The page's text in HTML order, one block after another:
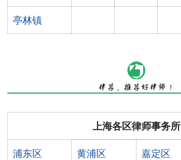
亭林镇
上海各区律师事务所
浦东区 黄浦区 嘉定区